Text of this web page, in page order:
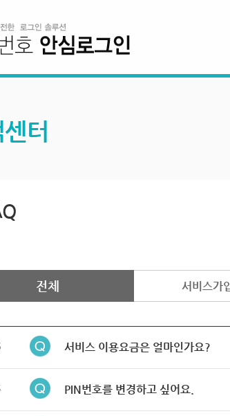
터
전체 서비스가
서비스 이용요금은 얼마인가요?
PIN번호를 변경하고 싶어요.